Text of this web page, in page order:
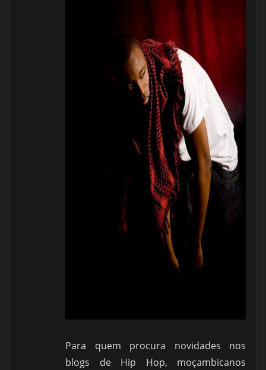
Para quem procura novidades nos
blogs de Hip Hop, moçambicanos